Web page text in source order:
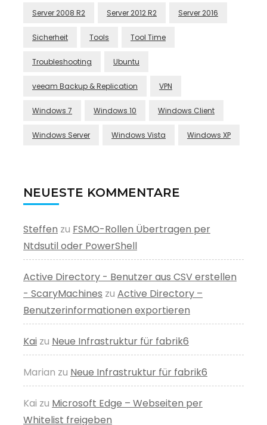
Server 2008 R2 Server 2012 R2 Server 2016
Sicherheit Tools Tool Time
Troubleshooting Ubuntu
veeam Backup & Replication VPN
Windows 7 Windows 10 Windows Client
Windows Server Windows Vista Windows XP
NEUESTE KOMMENTARE
Steffen zu FSMO-Rollen Übertragen per
Ntdsutil oder PowerShell
Active Directory - Benutzer aus CSV erstellen
- ScaryMachines zu Active Directory –
Benutzerinformationen exportieren
Kai zu Neue Infrastruktur für fabrik6
Marian zu Neue Infrastruktur für fabrik6
Kai zu Microsoft Edge – Webseiten per
Whitelist freigeben